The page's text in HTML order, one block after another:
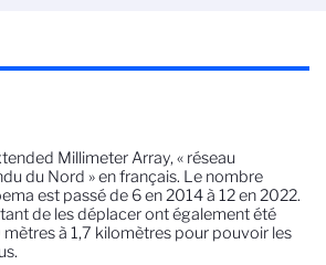
Millimeter Array, « réseau
du Nord » en français. Le nombre
est passé de 6 en 2014 à 12 en 2022.
de les déplacer ont également été
à 1,7 kilomètres pour pouvoir les